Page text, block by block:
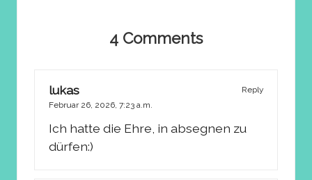
4 Comments
lukas
Reply
Februar 26, 2026, 7:23 a.m.
Ich hatte die Ehre, in absegnen zu
dürfen:)